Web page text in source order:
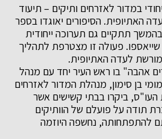
במדור לאזרחים ותיקים – תיעוד
האתיופית. הסיפורים יאוגדו בספר
תתקיים גם תערוכה ייחודית
שייאספו. פעולה זו מצטרפת לתהליך
לעדה האתיופית.
אהבה" בו ראש העיר יחד עם מנהל
בן סימון, מנהלת המדור לאזרחים
העו"ס, ביקרו בבתי קשישים אשר
תודה על פועלם של הוותיקים
להתפתחותה, נחשפה היוזמה